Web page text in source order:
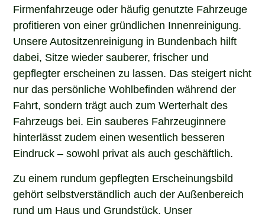
Firmenfahrzeuge oder häufig genutzte Fahrzeuge
profitieren von einer gründlichen Innenreinigung.
Unsere Autositzenreinigung in Bundenbach hilft
dabei, Sitze wieder sauberer, frischer und
gepflegter erscheinen zu lassen. Das steigert nicht
nur das persönliche Wohlbefinden während der
Fahrt, sondern trägt auch zum Werterhalt des
Fahrzeugs bei. Ein sauberes Fahrzeuginnere
hinterlässt zudem einen wesentlich besseren
Eindruck – sowohl privat als auch geschäftlich.
Zu einem rundum gepflegten Erscheinungsbild
gehört selbstverständlich auch der Außenbereich
rund um Haus und Grundstück. Unser